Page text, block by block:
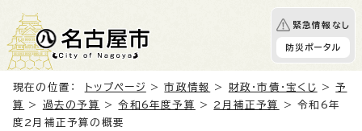
緊急情報なし
防災ポータル
現在の位置： トップページ >市政情報 > 財政・市債・宝くじ >予
算
> 過去の予算 >令和6年度予算 > 2月補正予算
> 令和6年
度2月補正予算の概要